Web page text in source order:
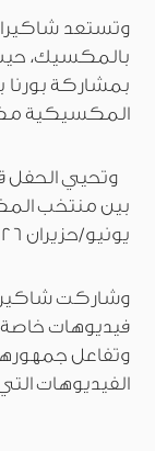
وتستعد شاكيرا
بمشاركة
المكسيكية
وتحيي الحفل
يونيو/حزيران 2026.
وشاركت
فيديوهات خاصة
وتفاعل
الفيديوهات